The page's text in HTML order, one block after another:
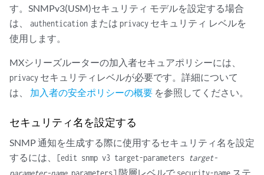
す。SNMPv3(USM)セキュリティ モデルを設定する場合
は、 authentication または privacy セキュリティ レベルを
使用します。
MXシリーズルーターの加入者セキュアポリシーには、
privacy セキュリティレベルが必要です。詳細について
は、 加入者の安全ポリシーの概要 を参照してください。
セキュリティ名を設定する
SNMP 通知を生成する際に使用するセキュリティ名を設定
するには、
[edit snmp v3 target-parameters target-
階層レベルで
ステ